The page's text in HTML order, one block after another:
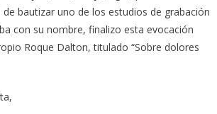
bautizar uno de los estudios de grabación
con su nombre, finalizo esta evocación
Roque Dalton, titulado “Sobre dolores